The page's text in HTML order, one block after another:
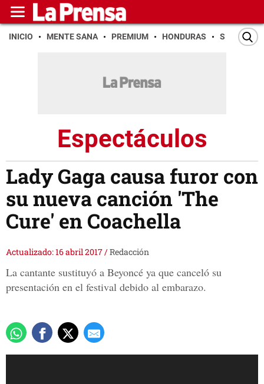
INICIO MENTE SANA PREMIUM HONDURAS SAN PEDRO
Espectáculos
Lady Gaga causa furor con
su nueva canción 'The
Cure' en Coachella
Actualizado: 16 abril 2017/Redacción
La cantante sustituyó a Beyoncé ya que canceló su
presentación en el festival debido al embarazo.